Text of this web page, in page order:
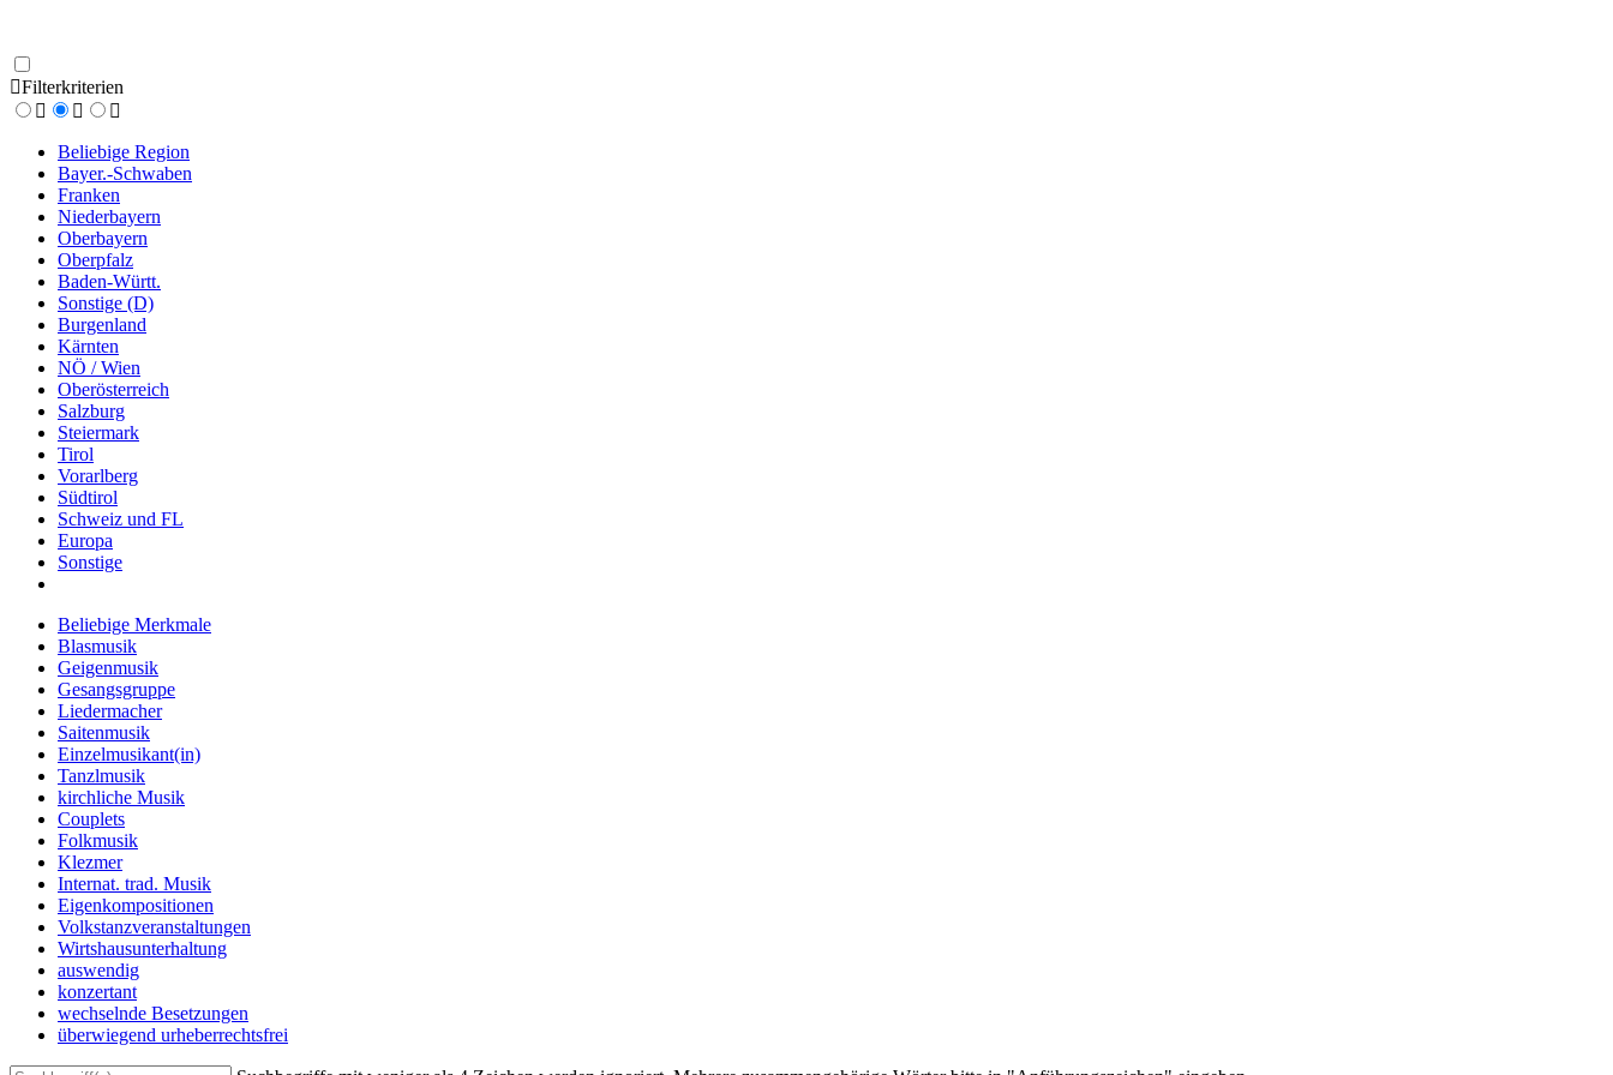
Filterkriterien
Beliebige Region
Bayer.-Schwaben
Franken
Niederbayern
Oberbayern
Oberpfalz
Baden-Württ.
Sonstige (D)
Burgenland
Kärnten
NÖ / Wien
Oberösterreich
Salzburg
Steiermark
Tirol
Vorarlberg
Südtirol
Schweiz und FL
Europa
Sonstige
Beliebige Merkmale
Blasmusik
Geigenmusik
Gesangsgruppe
Liedermacher
Saitenmusik
Einzelmusikant(in)
Tanzlmusik
kirchliche Musik
Couplets
Folkmusik
Klezmer
Internat. trad. Musik
Eigenkompositionen
Volkstanzveranstaltungen
Wirtshausunterhaltung
auswendig
konzertant
wechselnde Besetzungen
überwiegend urheberrechtsfrei